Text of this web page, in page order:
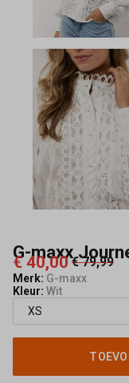
Capisce
Mode
G-maxx
€ 40,00 € 79,99
Merk: G-maxx
Kleur: Wit